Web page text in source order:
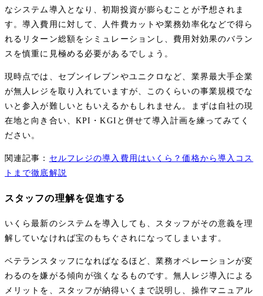
なシステム導入となり、初期投資が膨らむことが予想されま
す。導入費用に対して、人件費カットや業務効率化などで得ら
れるリターン総額をシミュレーションし、費用対効果のバラン
スを慎重に見極める必要があるでしょう。
現時点では、セブンイレブンやユニクロなど、業界最大手企業
が無人レジを取り入れていますが、このくらいの事業規模でな
いと参入が難しいともいえるかもしれません。まずは自社の現
在地と向き合い、KPI・KGIと併せて導入計画を練ってみてく
ださい。
関連記事： セルフレジの導入費用はいくら？価格から導入コス
トまで徹底解説
スタッフの理解を促進する
いくら最新のシステムを導入しても、スタッフがその意義を理
解していなければ宝のもちぐされになってしまいます。
ベテランスタッフになればなるほど、業務オペレーションが変
わるのを嫌がる傾向が強くなるものです。無人レジ導入による
メリットを、スタッフが納得いくまで説明し、操作マニュアル